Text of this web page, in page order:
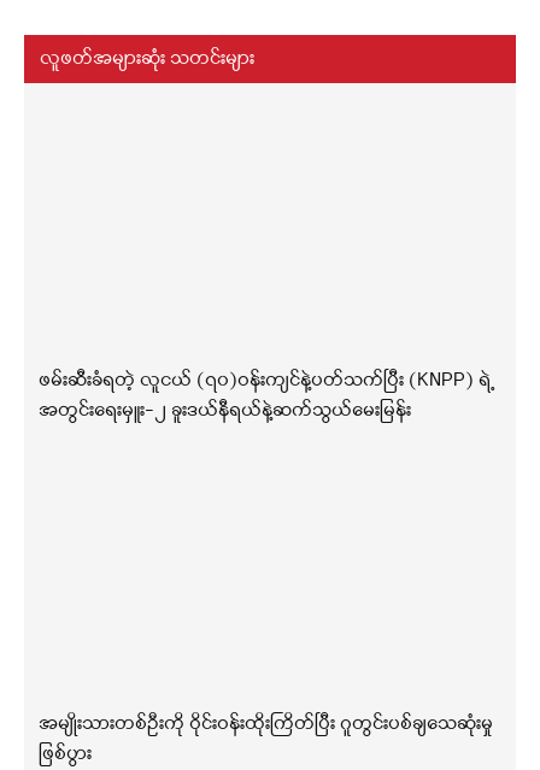
လူဖတ်အများဆုံး သတင်းများ
ဖမ်းဆီးခံရတဲ့ လူငယ် (၇၀)ဝန်းကျင်နဲ့ပတ်သက်ပြီး (KNPP) ရဲ့
အတွင်းရေးမှူး-၂ ခူးဒယ်နီရယ်နဲ့ဆက်သွယ်မေးမြန်း
အမျိုးသားတစ်ဦးကို ဝိုင်းဝန်းထိုးကြိတ်ပြီး ဂူတွင်းပစ်ချသေဆုံးမှု
ဖြစ်ပွား